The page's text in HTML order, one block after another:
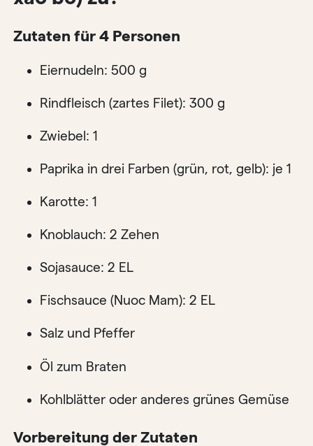
Zutaten für 4 Personen
Eiernudeln: 500 g
Rindfleisch (zartes Filet): 300 g
Zwiebel: 1
Paprika in drei Farben (grün, rot, gelb): je 1
Karotte: 1
Knoblauch: 2 Zehen
Sojasauce: 2 EL
Fischsauce (Nuoc Mam): 2 EL
Salz und Pfeffer
Öl zum Braten
Kohlblätter oder anderes grünes Gemüse
Vorbereitung der Zutaten